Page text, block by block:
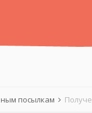
посылкам